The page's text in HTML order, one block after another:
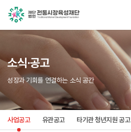
소식·공고
성장과 기회를 연결하는 소식 공간
사업공고 유관공고 타기관 청년지원 공고